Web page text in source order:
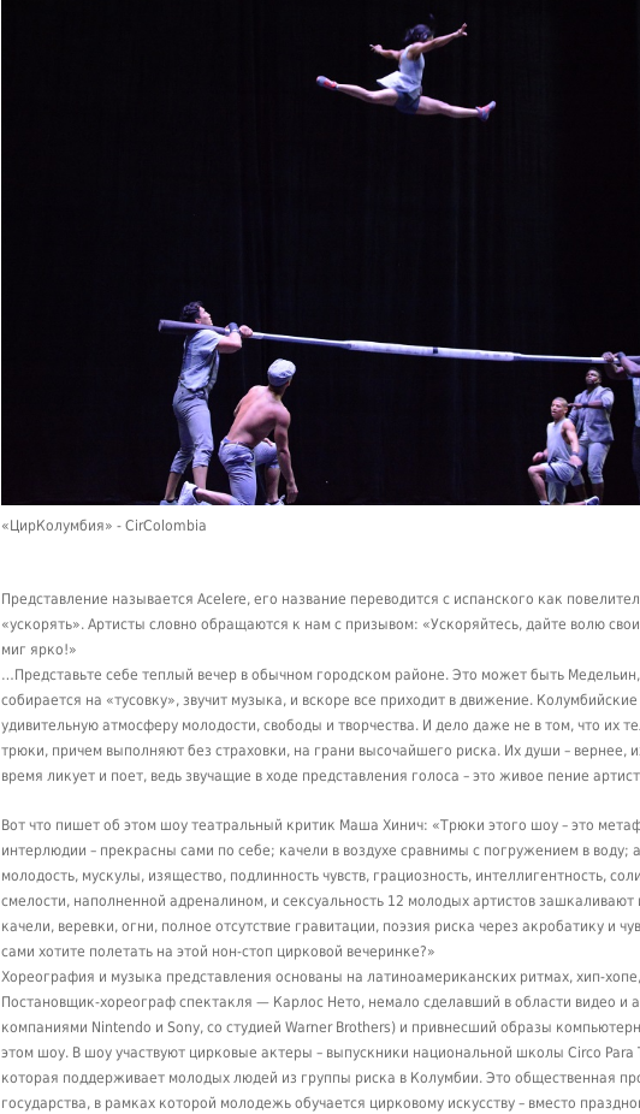
«ЦирКолумбия» - CirColombia
Представление называется Acelere, его название переводится с испанского как
«ускорять». Артисты словно обращаются к нам с призывом: «Ускоряйтесь, дайте волю
миг ярко!»
…Представьте себе теплый вечер в обычном городском районе. Это может быть
собирается на «тусовку», звучит музыка, и вскоре все приходит в движение.
удивительную атмосферу молодости, свободы и творчества. И дело даже не в том, что их
трюки, причем выполняют без страховки, на грани высочайшего риска. Их души – вернее,
время ликует и поет, ведь звучащие в ходе представления голоса – это живое пение
Вот что пишет об этом шоу театральный критик Маша Хинич: «Трюки этого шоу – это
интерлюдии – прекрасны сами по себе; качели в воздухе сравнимы с погружением в воду;
молодость, мускулы, изящество, подлинность чувств, грациозность, интеллигентность,
смелости, наполненной адреналином, и сексуальность 12 молодых артистов зашкаливают
качели, веревки, огни, полное отсутствие гравитации, поэзия риска через акробатику и
сами хотите полетать на этой нон-стоп цирковой вечеринке?»
Хореография и музыка представления основаны на латиноамериканских ритмах, хип-
Постановщик-хореограф спектакля — Карлос Нето, немало сделавший в области видео и
компаниями Nintendo и Sony, со студией Warner Brothers) и привнесший образы
этом шоу. В шоу участвуют цирковые актеры – выпускники национальной школы Circo Para
которая поддерживает молодых людей из группы риска в Колумбии. Это общественная
государства, в рамках которой молодежь обучается цирковому искусству – вместо